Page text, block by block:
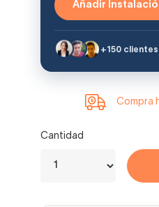
Añadir
+150
Compra
Cantidad